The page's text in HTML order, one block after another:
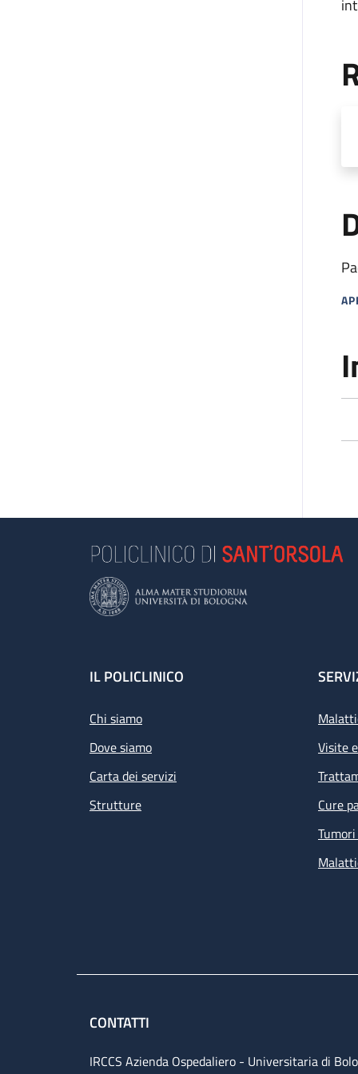
Footer
IL POLICLINICO
Chi siamo
Dove siamo
Carta dei servizi
Strutture
Visite
Cure
CONTATTI
IRCCS Azienda Ospedaliero - Universitaria di